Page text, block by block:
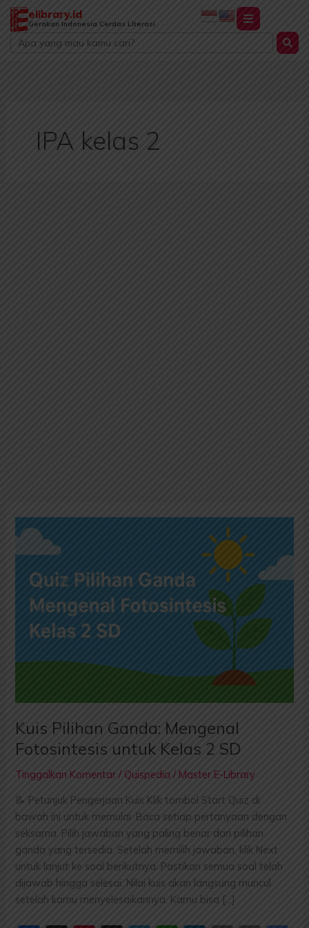
Lewati
konten
elibrary.id
Gerakan Indonesia Cerdas Literasi
Search
...
IPA kelas 2
Kuis Pilihan Ganda: Mengenal
Fotosintesis untuk Kelas 2 SD
Tinggalkan Komentar / Quispedia / Master E-Library
📝 Petunjuk Pengerjaan Kuis Klik tombol Start Quiz di
bawah ini untuk memulai. Baca setiap pertanyaan dengan
seksama. Pilih jawaban yang paling benar dari pilihan
ganda yang tersedia. Setelah memilih jawaban, klik Next
untuk lanjut ke soal berikutnya. Pastikan semua soal telah
dijawab hingga selesai. Nilai kuis akan langsung muncul
setelah kamu menyelesaikannya. Kamu bisa […]
Pilihan
Ganda:
Mengenal
Fotosintesis
untuk
Kelas